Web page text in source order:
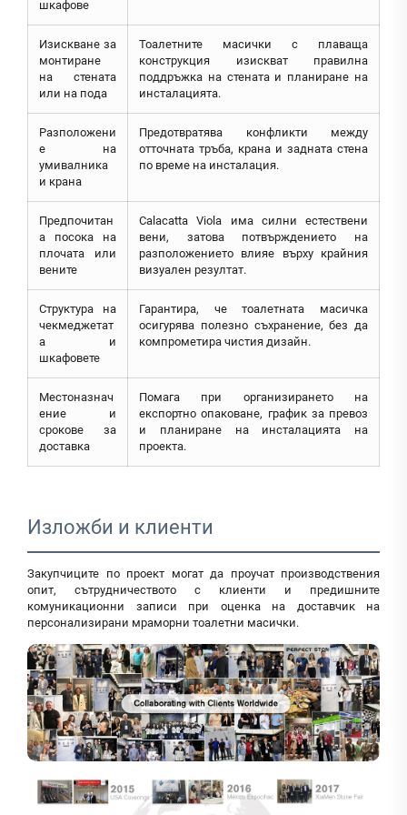
шкафове
Изискване за
монтиране
на стената
или на пода
Тоалетните масички с плаваща
конструкция изискват правилна
поддръжка на стената и планиране на
инсталацията.
Разположени
е на
умивалника
и крана
Предотвратява конфликти между
отточната тръба, крана и задната стена
по време на инсталация.
Предпочитан
а посока на
плочата или
вените
Calacatta Viola има силни естествени
вени, затова потвърждението на
разположението влияе върху крайния
визуален резултат.
Структура на
чекмеджетат
а и
шкафовете
Гарантира, че тоалетната масичка
осигурява полезно съхранение, без да
компрометира чистия дизайн.
Местоназнач
ение и
срокове за
доставка
Помага при организирането на
експортно опаковане, график за превоз
и планиране на инсталацията на
проекта.
Изложби и клиенти
Закупчиците по проект могат да проучат производствения
опит, сътрудничеството с клиенти и предишните
комуникационни записи при оценка на доставчик на
персонализирани мраморни тоалетни масички.